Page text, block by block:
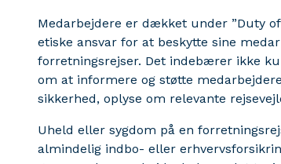
Medarbejdere er dækket under ”Duty
etiske ansvar for at beskytte sine
forretningsrejser. Det indebærer ikke
om at informere og støtte
sikkerhed, oplyse om relevante
Uheld eller sygdom på en
almindelig indbo- eller